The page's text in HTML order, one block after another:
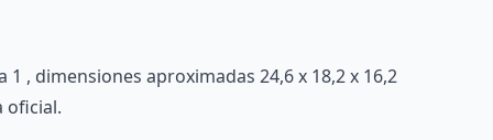
1 , dimensiones aproximadas 24,6 x 18,2 x 16,2
oficial.